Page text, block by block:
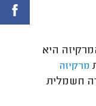
היא
מרקיזה
חשמלית